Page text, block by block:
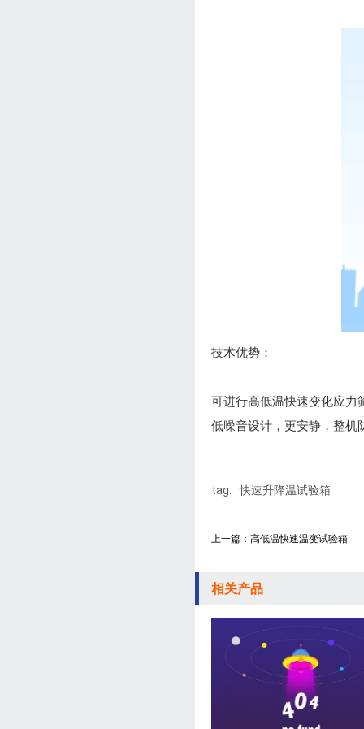
技术优势：
可进行高低温快速变化应力
低噪音设计，更安静，整机
tag: 快速升降温试验箱
上一篇：高低温快速温变试验箱
相关产品